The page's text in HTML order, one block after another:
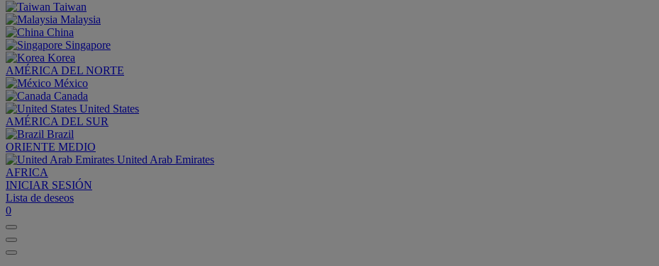
Taiwan
Malaysia
China
Singapore
Korea
AMÉRICA DEL NORTE
México
Canada
United States
AMÉRICA DEL SUR
Brazil
ORIENTE MEDIO
United Arab Emirates
AFRICA
INICIAR SESIÓN
Lista de deseos
0